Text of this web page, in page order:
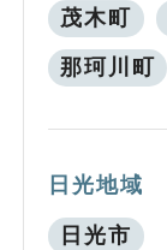
茂木町
那珂川町
日光地域
日光市